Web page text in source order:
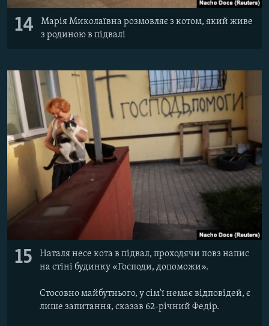
14
Марія Миколаївна розмовляє з котом, який живе
з родиною в підвалі
15
Наталя несе кота в підвал, проходячи повз напис
на стіні будинку «Господи, допоможи».
Стосовно майбутнього, у сім'ї немає відповідей, є
лише запитання, сказав 62-річний Федір.